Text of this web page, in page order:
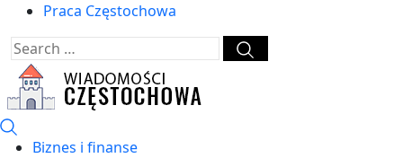
Praca Częstochowa
Biznes i finanse